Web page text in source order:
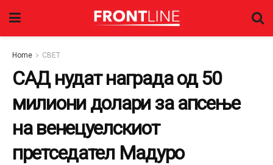
Home СВЕТ
САД нудат награда од 50
милиони долари за апсење
на венецуелскиот
претседател Мадуро